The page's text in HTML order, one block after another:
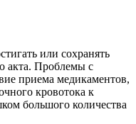
или сохранять
акта. Проблемы с
приема медикаментов,
кровотока к
большого количества